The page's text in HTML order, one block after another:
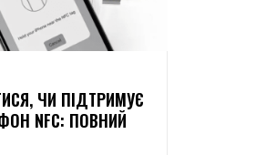
ЧИ ПІДТРИМУЄ
NFC: ПОВНИЙ